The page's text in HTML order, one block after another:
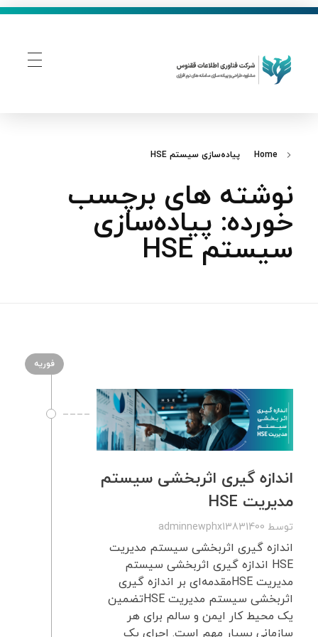
Home پیاده‌سازی سیستم HSE
نوشته های برچسب
خورده: پیاده‌سازی
سیستم HSE
فوریه
اندازه گیری اثربخشی سیستم
مدیریت HSE
توسط adminnewphx13831400
اندازه گیری اثربخشی سیستم مدیریت
HSE اندازه گیری اثربخشی سیستم
مدیریت HSEمقدمه‌ای بر اندازه گیری
اثربخشی سیستم مدیریت HSEتضمین
یک محیط کار ایمن و سالم برای هر
سازمانی بسیار مهم است. اجرای یک